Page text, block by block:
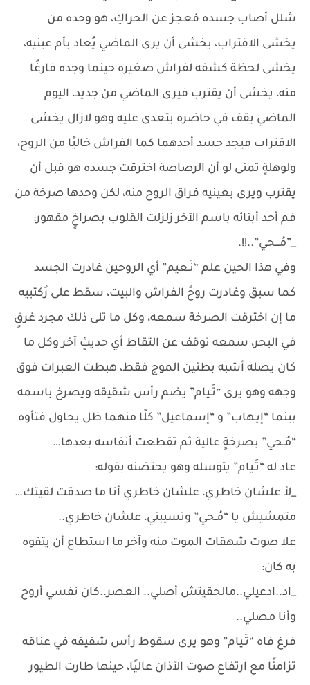
شلل أصاب جسده فعجز عن الحراكِ، هو وحده من
يخشى الاقتراب، يخشى أن يرى الماضي يُعاد بأم عينيه،
يخشى لحظة كشفه لفراش صغيره حينما وجده فارغًا
منه، يخشى أن يقترب فيرى الماضي من جديد، اليوم
الماضي يقف في حاضره يتعدى عليه وهو لازال يخشى
الاقتراب فيجد جسد أحدهما كما الفراش خاليًا من الروح،
ولوهلةٍ تمنى لو أن الرصاصة اخترقت جسده هو قبل أن
يقترب ويرى بعينيه فراق الروح منه، لكن وحدها صرخة من
فم أحد أبنائه باسم الآخر زلزلت القلوب بصراخٍ مقهور:
_”مُـــحي”..!!.
وفي هذا الحين علم “نَـعيم” أي الروحين غادرت الجسد
كما سبق وغادرت روحٌ الفراش والبيت، سقط على رُكتبيه
ما إن اخترقت الصرخة سمعه، وكل ما تلى ذلك مجرد غرقٍ
في البحر، سمعه توقف عن التقاط أي حديثٍ آخر وكل ما
كان يصله أشبه بطنين الموج فقط، هبطت العبرات فوق
وجهه وهو يرى “تَـيام” يضم رأس شقيقه ويصرخ باسمه
بينما “إيـهاب” و “إسماعيل” كلًا منهما ظل يحاول فتأوه
“مُـحي” بصرخةٍ عالية ثم تقطعت أنفاسه بعدها…
عاد له “تَـيام” يتوسله وهو يحتضنه بقوله:
_لأ علشان خاطري، علشان خاطري أنا ما صدقت لقيتك…
متمشيش يا “مُـحي” وتسيبني، علشان خاطري..
علا صوت شهقات الموت منه وآخر ما استطاع أن يتفوه
به كان:
_اد..ادعيلي..مالحقيتش أصلي.. العصر..كان نفسي أروح
وأنا مصلي..
فرغ فاه “تَـيام” وهو يرى سقوط رأس شقيقه في عناقه
تزامنًا مع ارتفاع صوت الآذان عاليًا، حينها طارت الطيور